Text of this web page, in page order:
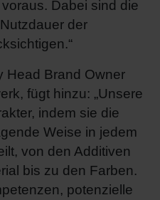
Dabei sind die
der
Head Brand Owner
fügt hinzu: „Unsere
indem sie die
Weise in jedem
von den Additiven
bis zu den Farben.
potenzielle